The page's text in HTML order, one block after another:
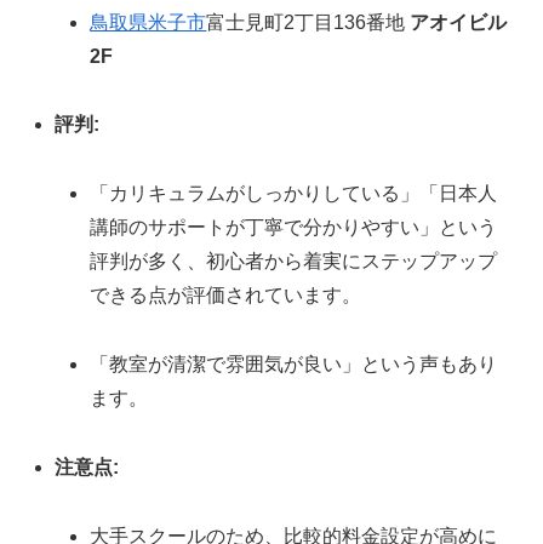
鳥取県米子市富士見町2丁目136番地 アオイビル
2F
評判:
「カリキュラムがしっかりしている」「日本人
講師のサポートが丁寧で分かりやすい」という
評判が多く、初心者から着実にステップアップ
できる点が評価されています。
「教室が清潔で雰囲気が良い」という声もあり
ます。
注意点:
大手スクールのため、比較的料金設定が高めに